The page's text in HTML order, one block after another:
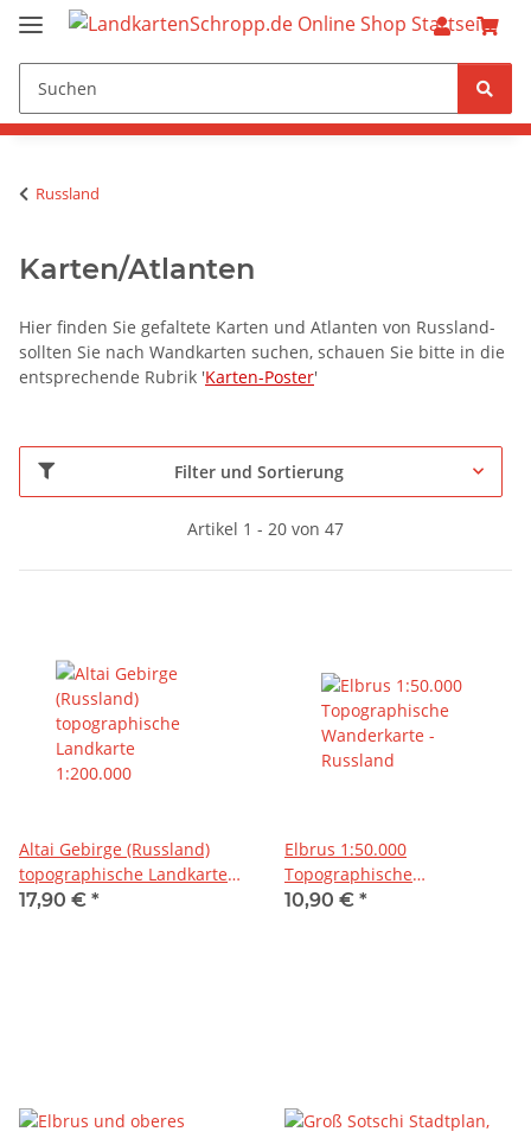
Russland
Karten/Atlanten
Hier finden Sie gefaltete Karten und Atlanten von Russland-
sollten Sie nach Wandkarten suchen, schauen Sie bitte in die
entsprechende Rubrik 'Karten-Poster'
Filter und Sortierung
Artikel 1 - 20 von 47
Altai Gebirge (Russland)
topographische Landkarte
1:200.000
17,90 € *
Elbrus 1:50.000
Topographische
Wanderkarte - Russland
10,90 € *